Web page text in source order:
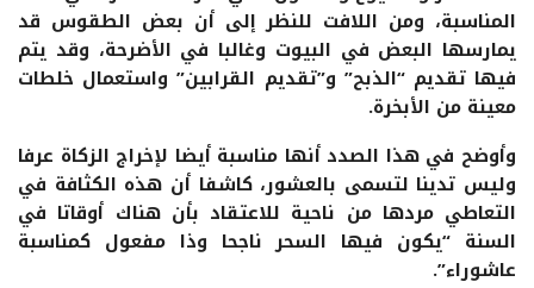
المناسبة، ومن اللافت للنظر إلى أن بعض الطقوس قد
يمارسها البعض في البيوت وغالبا في الأضرحة، وقد يتم
فيها تقديم “الذبح” و”تقديم القرابين” واستعمال خلطات
معينة من الأبخرة.
وأوضح في هذا الصدد أنها مناسبة أيضا لإخراج الزكاة عرفا
وليس تدينا لتسمى بالعشور، كاشفا أن هذه الكثافة في
التعاطي مردها من ناحية للاعتقاد بأن هناك أوقاتا في
السنة “يكون فيها السحر ناجحا وذا مفعول كمناسبة
عاشوراء”.